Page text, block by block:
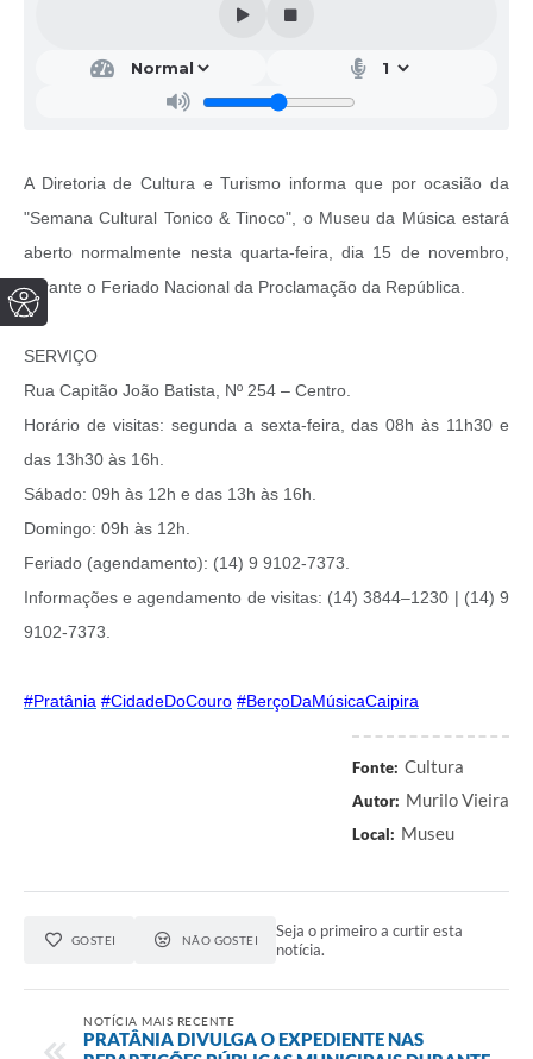
A Diretoria de Cultura e Turismo informa que por ocasião da
"Semana Cultural Tonico & Tinoco", o Museu da Música estará
aberto normalmente nesta quarta-feira, dia 15 de novembro,
durante o Feriado Nacional da Proclamação da República.
SERVIÇO
Rua Capitão João Batista, Nº 254 – Centro.
Horário de visitas: segunda a sexta-feira, das 08h às 11h30 e
das 13h30 às 16h.
Sábado: 09h às 12h e das 13h às 16h.
Domingo: 09h às 12h.
Feriado (agendamento): (14) 9 9102-7373.
Informações e agendamento de visitas: (14) 3844–1230 | (14) 9
9102-7373.
#Pratânia #CidadeDoCouro #BerçoDaMúsicaCaipira
Fonte: Cultura
Autor: Murilo Vieira
Local: Museu
GOSTEI NÃO GOSTEI
Seja o primeiro a curtir esta
notícia.
NOTÍCIA MAIS RECENTE
PRATÂNIA DIVULGA O EXPEDIENTE NAS